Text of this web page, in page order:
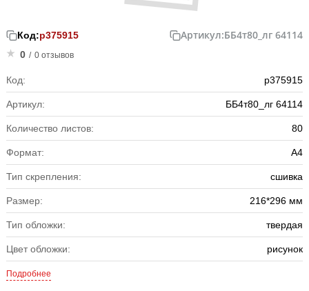
Код:р375915 Артикул:ББ4т80_лг 64114
0 / 0 отзывов
Код: р375915
Артикул: ББ4т80_лг 64114
Количество листов: 80
Формат: А4
Тип скрепления: сшивка
Размер: 216*296 мм
Тип обложки: твердая
Цвет обложки: рисунок
Подробнее